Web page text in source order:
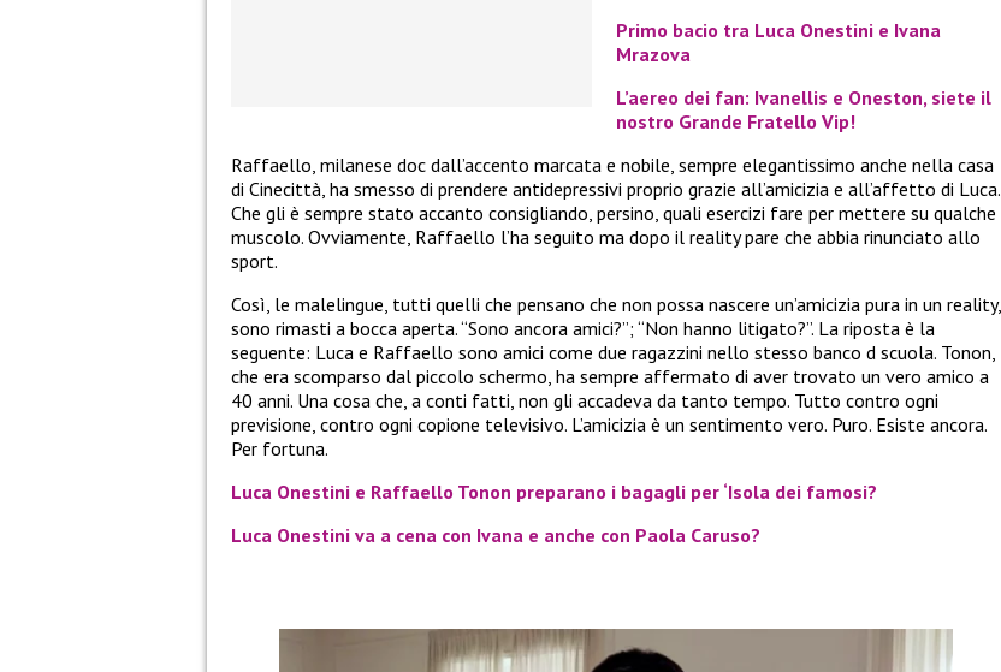
Primo bacio tra Luca Onestini e Ivana
Mrazova
L’aereo dei fan: Ivanellis e Oneston, siete il
nostro Grande Fratello Vip!
Raffaello, milanese doc dall’accento marcata e nobile, sempre elegantissimo anche nella casa
di Cinecittà, ha smesso di prendere antidepressivi proprio grazie all’amicizia e all’affetto di Luca.
Che gli è sempre stato accanto consigliando, persino, quali esercizi fare per mettere su qualche
muscolo. Ovviamente, Raffaello l’ha seguito ma dopo il reality pare che abbia rinunciato allo
sport.
Così, le malelingue, tutti quelli che pensano che non possa nascere un’amicizia pura in un reality,
sono rimasti a bocca aperta. “Sono ancora amici?”; “Non hanno litigato?”. La riposta è la
seguente: Luca e Raffaello sono amici come due ragazzini nello stesso banco d scuola. Tonon,
che era scomparso dal piccolo schermo, ha sempre affermato di aver trovato un vero amico a
40 anni. Una cosa che, a conti fatti, non gli accadeva da tanto tempo. Tutto contro ogni
previsione, contro ogni copione televisivo. L’amicizia è un sentimento vero. Puro. Esiste ancora.
Per fortuna.
Luca Onestini e Raffaello Tonon preparano i bagagli per ‘Isola dei famosi?
Luca Onestini va a cena con Ivana e anche con Paola Caruso?